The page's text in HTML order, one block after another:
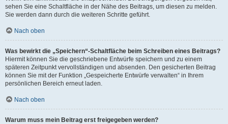
sehen Sie eine Schaltfläche in der Nähe des Beitrags, um diesen zu melden.
Sie werden dann durch die weiteren Schritte geführt.
Nach oben
Was bewirkt die „Speichern“-Schaltfläche beim Schreiben eines Beitrags?
Hiermit können Sie die geschriebene Entwürfe speichern und zu einem
späteren Zeitpunkt vervollständigen und absenden. Den gesicherten Beitrag
können Sie mit der Funktion „Gespeicherte Entwürfe verwalten“ in Ihrem
persönlichen Bereich erneut laden.
Nach oben
Warum muss mein Beitrag erst freigegeben werden?